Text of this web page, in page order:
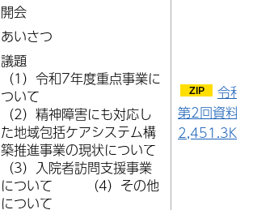
開会
あいさつ
議題
（1）令和7年度重点事業に
ついて
（2）精神障害にも対応し
た地域包括ケアシステム構
築推進事業の現状について
（3）入院者訪問支援事業
について （4）その他
について
令和
第2回資料
2,451.3KB